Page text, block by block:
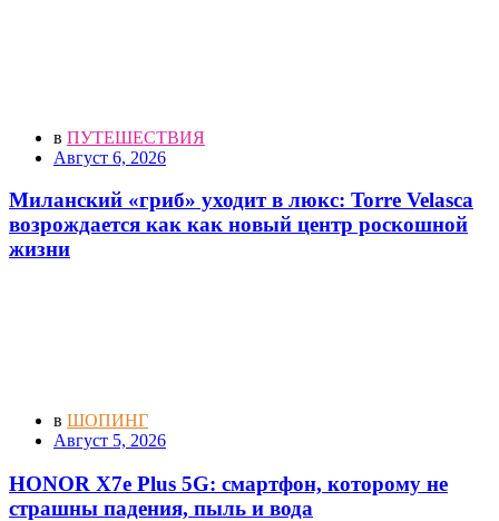
в ПУТЕШЕСТВИЯ
Август 6, 2026
Миланский «гриб» уходит в люкс: Torre Velasca
возрождается как как новый центр роскошной
жизни
в ШОПИНГ
Август 5, 2026
HONOR X7e Plus 5G: смартфон, которому не
страшны падения, пыль и вода